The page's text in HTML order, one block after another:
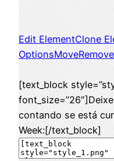
Edit ElementClone
OptionsMove
[text_block
contando se está
Week:[/text_block]